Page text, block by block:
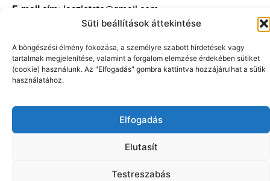
Süti beállítások áttekintése
A böngészési élmény fokozása, a személyre szabott hirdetések vagy
tartalmak megjelenítése, valamint a forgalom elemzése érdekében sütiket
(cookie) használunk. Az "Elfogadás" gombra kattintva hozzájárulhat a sütik
használatához.
Elfogadás
Elutasít
Testreszabás
E-mail cím: laszloteto@gmail.com
Copyright © 2024-2026 |